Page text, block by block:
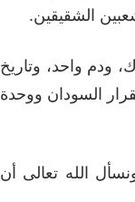
الشقيقين.
ودم واحد، وتاريخ
السودان ووحدة
الله تعالى أن